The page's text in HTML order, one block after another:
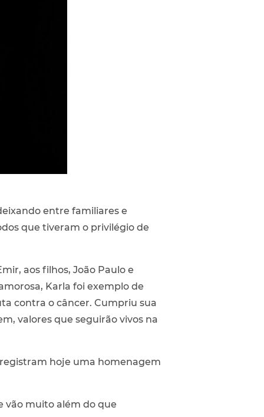
entre familiares e
que tiveram o privilégio de
aos filhos, João Paulo e
Karla foi exemplo de
contra o câncer. Cumpriu sua
valores que seguirão vivos na
hoje uma homenagem
vão muito além do que